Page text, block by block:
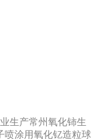
生产常州氧化铈生
喷涂用氧化钇造粒球